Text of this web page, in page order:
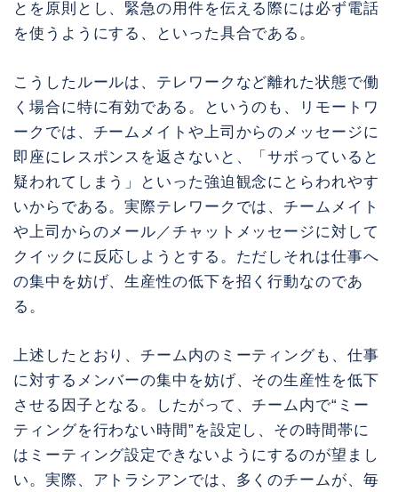
とを原則とし、緊急の用件を伝える際には必ず電話
を使うようにする、といった具合である。
こうしたルールは、テレワークなど離れた状態で働
く場合に特に有効である。というのも、リモートワ
ークでは、チームメイトや上司からのメッセージに
即座にレスポンスを返さないと、「サボっていると
疑われてしまう」といった強迫観念にとらわれやす
いからである。実際テレワークでは、チームメイト
や上司からのメール／チャットメッセージに対して
クイックに反応しようとする。ただしそれは仕事へ
の集中を妨げ、生産性の低下を招く行動なのであ
る。
上述したとおり、チーム内のミーティングも、仕事
に対するメンバーの集中を妨げ、その生産性を低下
させる因子となる。したがって、チーム内で“ミー
ティングを行わない時間”を設定し、その時間帯に
はミーティング設定できないようにするのが望まし
い。実際、アトラシアンでは、多くのチームが、毎